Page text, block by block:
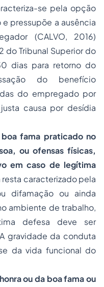
se pela opção
pressupõe a ausência
(CALVO, 2016)
do Tribunal Superior do
dias para retorno do
do benefício
do empregado por
causa por desídia
fama praticado no
ou ofensas físicas,
em caso de legítima
resta caracterizado pela
difamação ou ainda
ambiente de trabalho,
defesa deve ser
gravidade da conduta
da vida funcional do
ou da boa fama ou